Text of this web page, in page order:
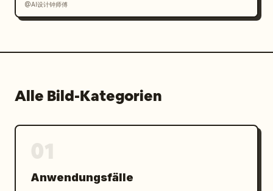
@AI设计钟师傅
Alle Bild-Kategorien
Anwendungsfälle